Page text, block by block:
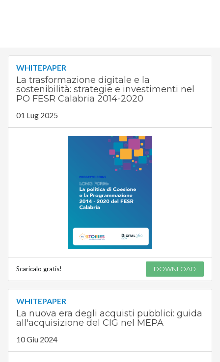
WHITEPAPER
La trasformazione digitale e la
sostenibilità: strategie e investimenti nel
PO FESR Calabria 2014-2020
01 Lug 2025
Scaricalo gratis! DOWNLOAD
WHITEPAPER
La nuova era degli acquisti pubblici: guida
all'acquisizione del CIG nel MEPA
10 Giu 2024